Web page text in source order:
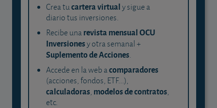
Crea tucartera virtualy sigue a
diario tus inversiones.
Recibe unarevista mensual OCU
Inversionesy otra semanal +
Suplemento de Acciones.
Accede en la web acomparadores
(acciones, fondos, ETF...),
calculadoras, modelos de contratos,
etc.